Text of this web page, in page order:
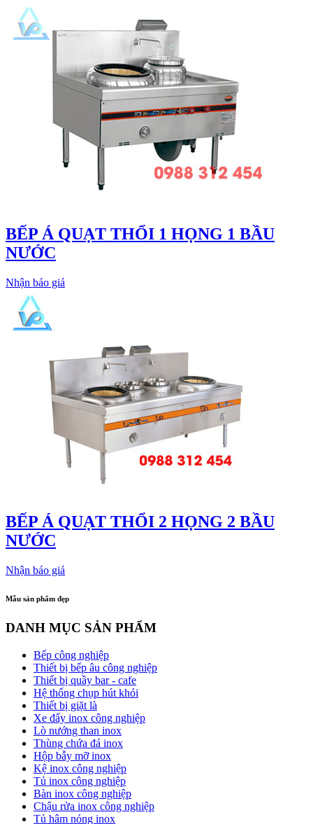
BẾP Á QUẠT THỔI 1 HỌNG 1 BẦU
NƯỚC
Nhận báo giá
BẾP Á QUẠT THỔI 2 HỌNG 2 BẦU
NƯỚC
Nhận báo giá
Mẫu sản phẩm đẹp
DANH MỤC SẢN PHẨM
Bếp công nghiệp
Thiết bị bếp âu công nghiệp
Thiết bị quầy bar - cafe
Hệ thống chụp hút khói
Thiết bị giặt là
Xe đẩy inox công nghiệp
Lò nướng than inox
Thùng chứa đá inox
Hộp bẫy mỡ inox
Kệ inox công nghiệp
Tủ inox công nghiệp
Bàn inox công nghiệp
Chậu rửa inox công nghiệp
Tủ hâm nóng inox